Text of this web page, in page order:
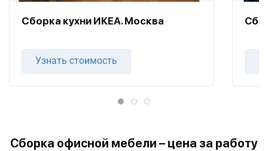
Cборка кухни ИКЕА. Москва
Узнать стоимость
Сборка офисной мебели – цена за работу